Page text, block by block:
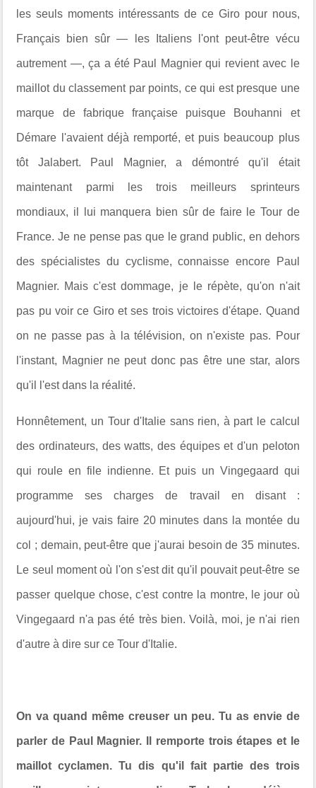
les seuls moments intéressants de ce Giro pour nous,
Français bien sûr — les Italiens l'ont peut-être vécu
autrement —, ça a été Paul Magnier qui revient avec le
maillot du classement par points, ce qui est presque une
marque de fabrique française puisque Bouhanni et
Démare l'avaient déjà remporté, et puis beaucoup plus
tôt Jalabert. Paul Magnier, a démontré qu'il était
maintenant parmi les trois meilleurs sprinteurs
mondiaux, il lui manquera bien sûr de faire le Tour de
France. Je ne pense pas que le grand public, en dehors
des spécialistes du cyclisme, connaisse encore Paul
Magnier. Mais c'est dommage, je le répète, qu'on n'ait
pas pu voir ce Giro et ses trois victoires d'étape. Quand
on ne passe pas à la télévision, on n'existe pas. Pour
l'instant, Magnier ne peut donc pas être une star, alors
qu'il l'est dans la réalité.
Honnêtement, un Tour d'Italie sans rien, à part le calcul
des ordinateurs, des watts, des équipes et d'un peloton
qui roule en file indienne. Et puis un Vingegaard qui
programme ses charges de travail en disant :
aujourd'hui, je vais faire 20 minutes dans la montée du
col ; demain, peut-être que j'aurai besoin de 35 minutes.
Le seul moment où l'on s'est dit qu'il pouvait peut-être se
passer quelque chose, c'est contre la montre, le jour où
Vingegaard n'a pas été très bien. Voilà, moi, je n'ai rien
d'autre à dire sur ce Tour d'Italie.
On va quand même creuser un peu. Tu as envie de
parler de Paul Magnier. Il remporte trois étapes et le
maillot cyclamen. Tu dis qu'il fait partie des trois